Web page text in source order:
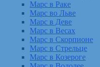
Марс в Раке
Марс во Льве
Марс в Деве
Марс в Весах
Марс в Скорпионе
Марс в Стрельце
Марс в Козероге